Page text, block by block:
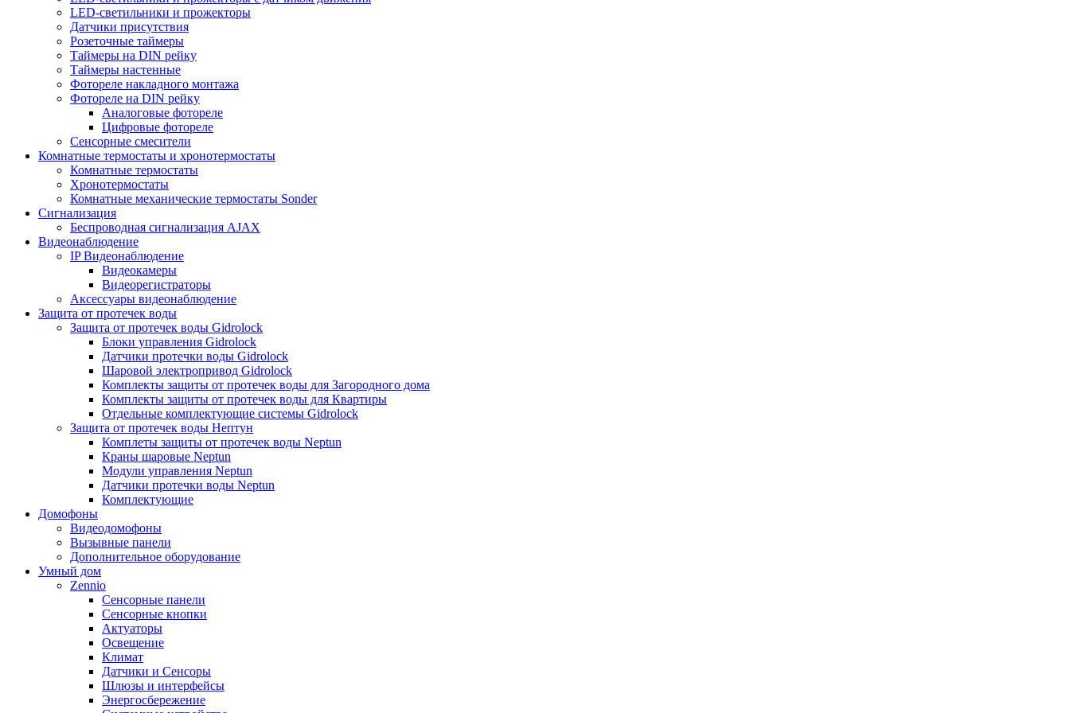
LED-светильники и прожекторы
Датчики присутствия
Розеточные таймеры
Таймеры на DIN рейку
Таймеры настенные
Фотореле накладного монтажа
Фотореле на DIN рейку
Аналоговые фотореле
Цифровые фотореле
Сенсорные смесители
Комнатные термостаты и хронотермостаты
Комнатные термостаты
Хронотермостаты
Комнатные механические термостаты Sonder
Сигнализация
Беспроводная сигнализация AJAX
Видеонаблюдение
IP Видеонаблюдение
Видеокамеры
Видеорегистраторы
Аксессуары видеонаблюдение
Защита от протечек воды
Защита от протечек воды Gidrolock
Блоки управления Gidrolock
Датчики протечки воды Gidrolock
Шаровой электропривод Gidrolock
Комплекты защиты от протечек воды для Загородного дома
Комплекты защиты от протечек воды для Квартиры
Отдельные комплектующие системы Gidrolock
Защита от протечек воды Нептун
Комплеты защиты от протечек воды Neptun
Краны шаровые Neptun
Модули управления Neptun
Датчики протечки воды Neptun
Комплектующие
Домофоны
Видеодомофоны
Вызывные панели
Дополнительное оборудование
Умный дом
Zennio
Сенсорные панели
Сенсорные кнопки
Актуаторы
Освещение
Климат
Датчики и Сенсоры
Шлюзы и интерфейсы
Энергосбережение